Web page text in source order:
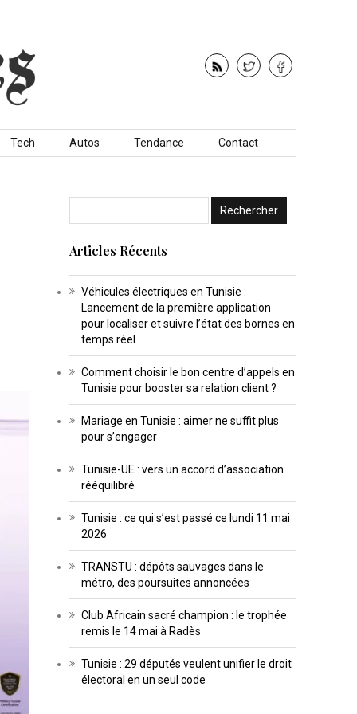
Tech Autos Tendance Contact
Articles Récents
Véhicules électriques en Tunisie :
Lancement de la première application
pour localiser et suivre l’état des bornes en
temps réel
Comment choisir le bon centre d’appels en
Tunisie pour booster sa relation client ?
Mariage en Tunisie : aimer ne suffit plus
pour s’engager
Tunisie-UE : vers un accord d’association
rééquilibré
Tunisie : ce qui s’est passé ce lundi 11 mai
2026
TRANSTU : dépôts sauvages dans le
métro, des poursuites annoncées
Club Africain sacré champion : le trophée
remis le 14 mai à Radès
Tunisie : 29 députés veulent unifier le droit
électoral en un seul code